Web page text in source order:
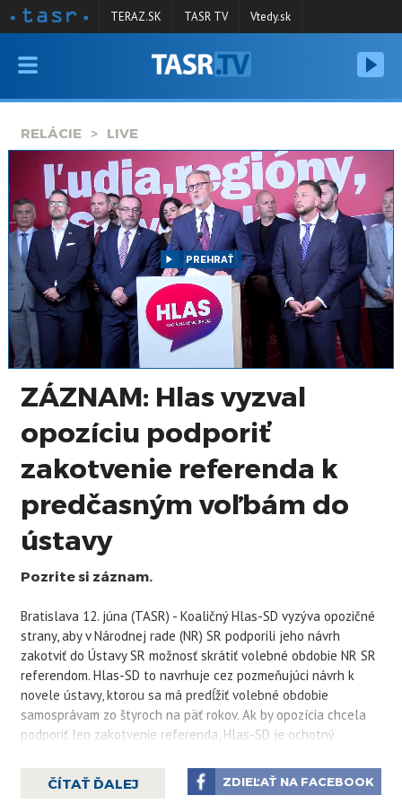
VYSIELANIE
SPRAVODAJSTVO
KONTAKT
ARCHÍV
TERAZ.SK TASR TV Vtedy.sk
RELÁCIE LIVE
PREHRAŤ
ZÁZNAM: Hlas vyzval
opozíciu podporiť
zakotvenie referenda k
predčasným voľbám do
ústavy
Pozrite si záznam.
Bratislava 12. júna (TASR) - Koaličný Hlas-SD vyzýva opozičné
strany, aby v Národnej rade (NR) SR podporili jeho návrh
zakotviť do Ústavy SR možnosť skrátiť volebné obdobie NR SR
referendom. Hlas-SD to navrhuje cez pozmeňujúci návrh k
novele ústavy, ktorou sa má predĺžiť volebné obdobie
samosprávam zo štyroch na päť rokov. Ak by opozícia chcela
podporiť len zakotvenie referenda, Hlas-SD je ochotný
predstavitelia strany na piatkovej tlačovej konferencii.
Šéf Hlasu-SD Matúš Šutaj Eštok vyzval opozičné PS, KDH
ČÍTAŤ ĎALEJ ZDIEĽAŤ NA FACEBOOK